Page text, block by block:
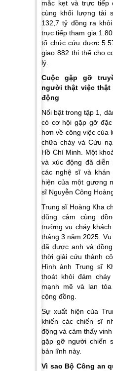
mắc kẹt và trực tiếp
cùng khối lượng tài
132,7 tỷ đồng ra
trực tiếp tham gia
tổ chức cứu được
giao 882 thi thể cho
lý.
Cuộc gặp gỡ
người thật việc thật
động
Nổi bật trong tập 1,
có cơ hội gặp gỡ
hơn về công việc của
chữa cháy và Cứu
Hồ Chí Minh. Một
và xúc động đã
các nghệ sĩ và
hiện của một gương
sĩ Nguyễn Công
Trung sĩ Hoàng Kha
dũng cảm cùng
trường vụ cháy
tháng 3 năm 2025.
đã được anh và
thời giải cứu thành
Hình ảnh Trung sĩ
thoát khỏi đám
mạnh mẽ và lan
cộng đồng.
Sự xuất hiện của
khiến các chiến sĩ
động và cảm thấy
gặp gỡ người chiến
bản lĩnh này.
Vì sao Bộ Công an